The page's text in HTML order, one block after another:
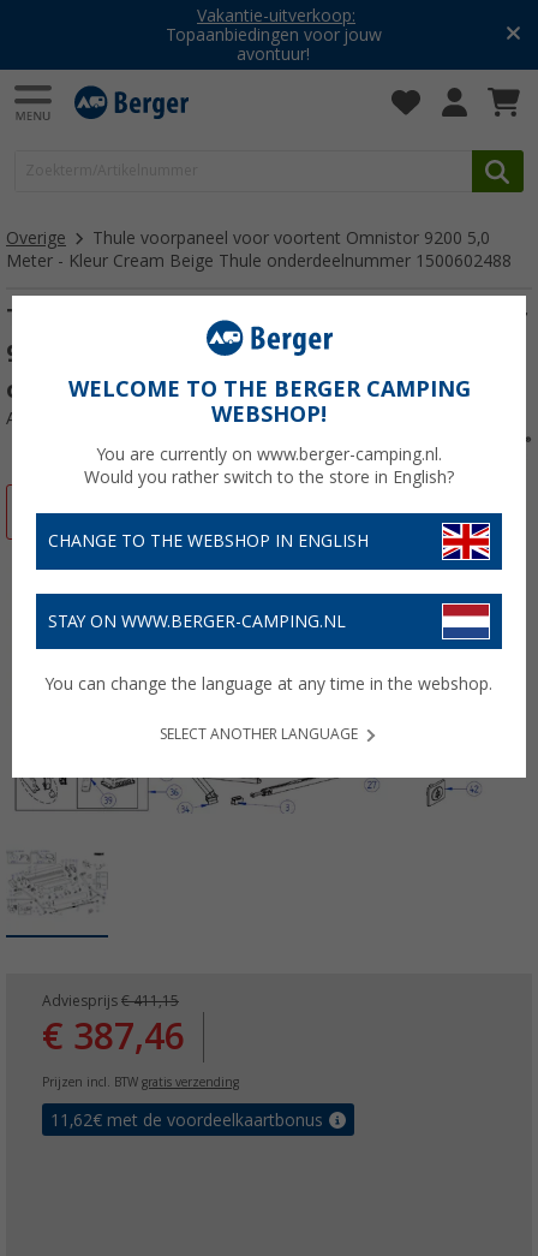
Vakantie-uitverkoop:
Topaanbiedingen voor jouw
avontuur!
Overige
Thule voorpaneel voor voortent Omnistor 9200 5,0
Meter - Kleur Cream Beige Thule onderdeelnummer 1500602488
Thule voorpaneel voor voortent Omnistor
9200 5,0 Meter - Kleur Cream Beige Thule
onderdeelnummer 1500602488
Artikelnr: 649895
-5%
Adviesprijs € 411,15
€ 387,46
Prijzen incl. BTW gratis verzending
11,62€ met de voordeelkaartbonus
WELCOME TO THE BERGER CAMPING
WEBSHOP!
You are currently on www.berger-camping.nl.
Would you rather switch to the store in English?
CHANGE TO THE WEBSHOP IN ENGLISH
STAY ON WWW.BERGER-CAMPING.NL
You can change the language at any time in the webshop.
SELECT ANOTHER LANGUAGE